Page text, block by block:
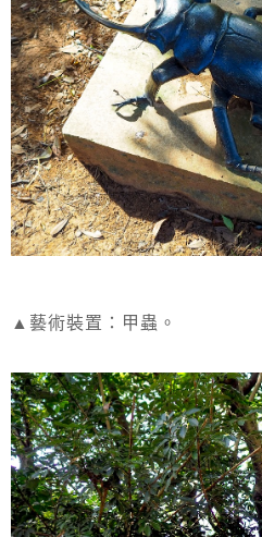
▲藝術裝置：甲蟲。